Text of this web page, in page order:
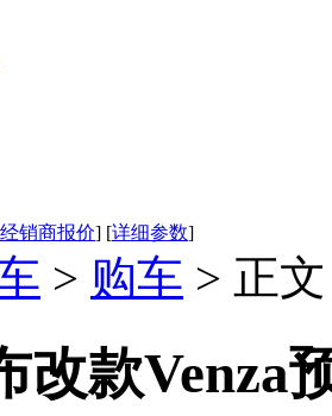
经销商报价] [详细参数]
> 购车 > 正文
改款Venza